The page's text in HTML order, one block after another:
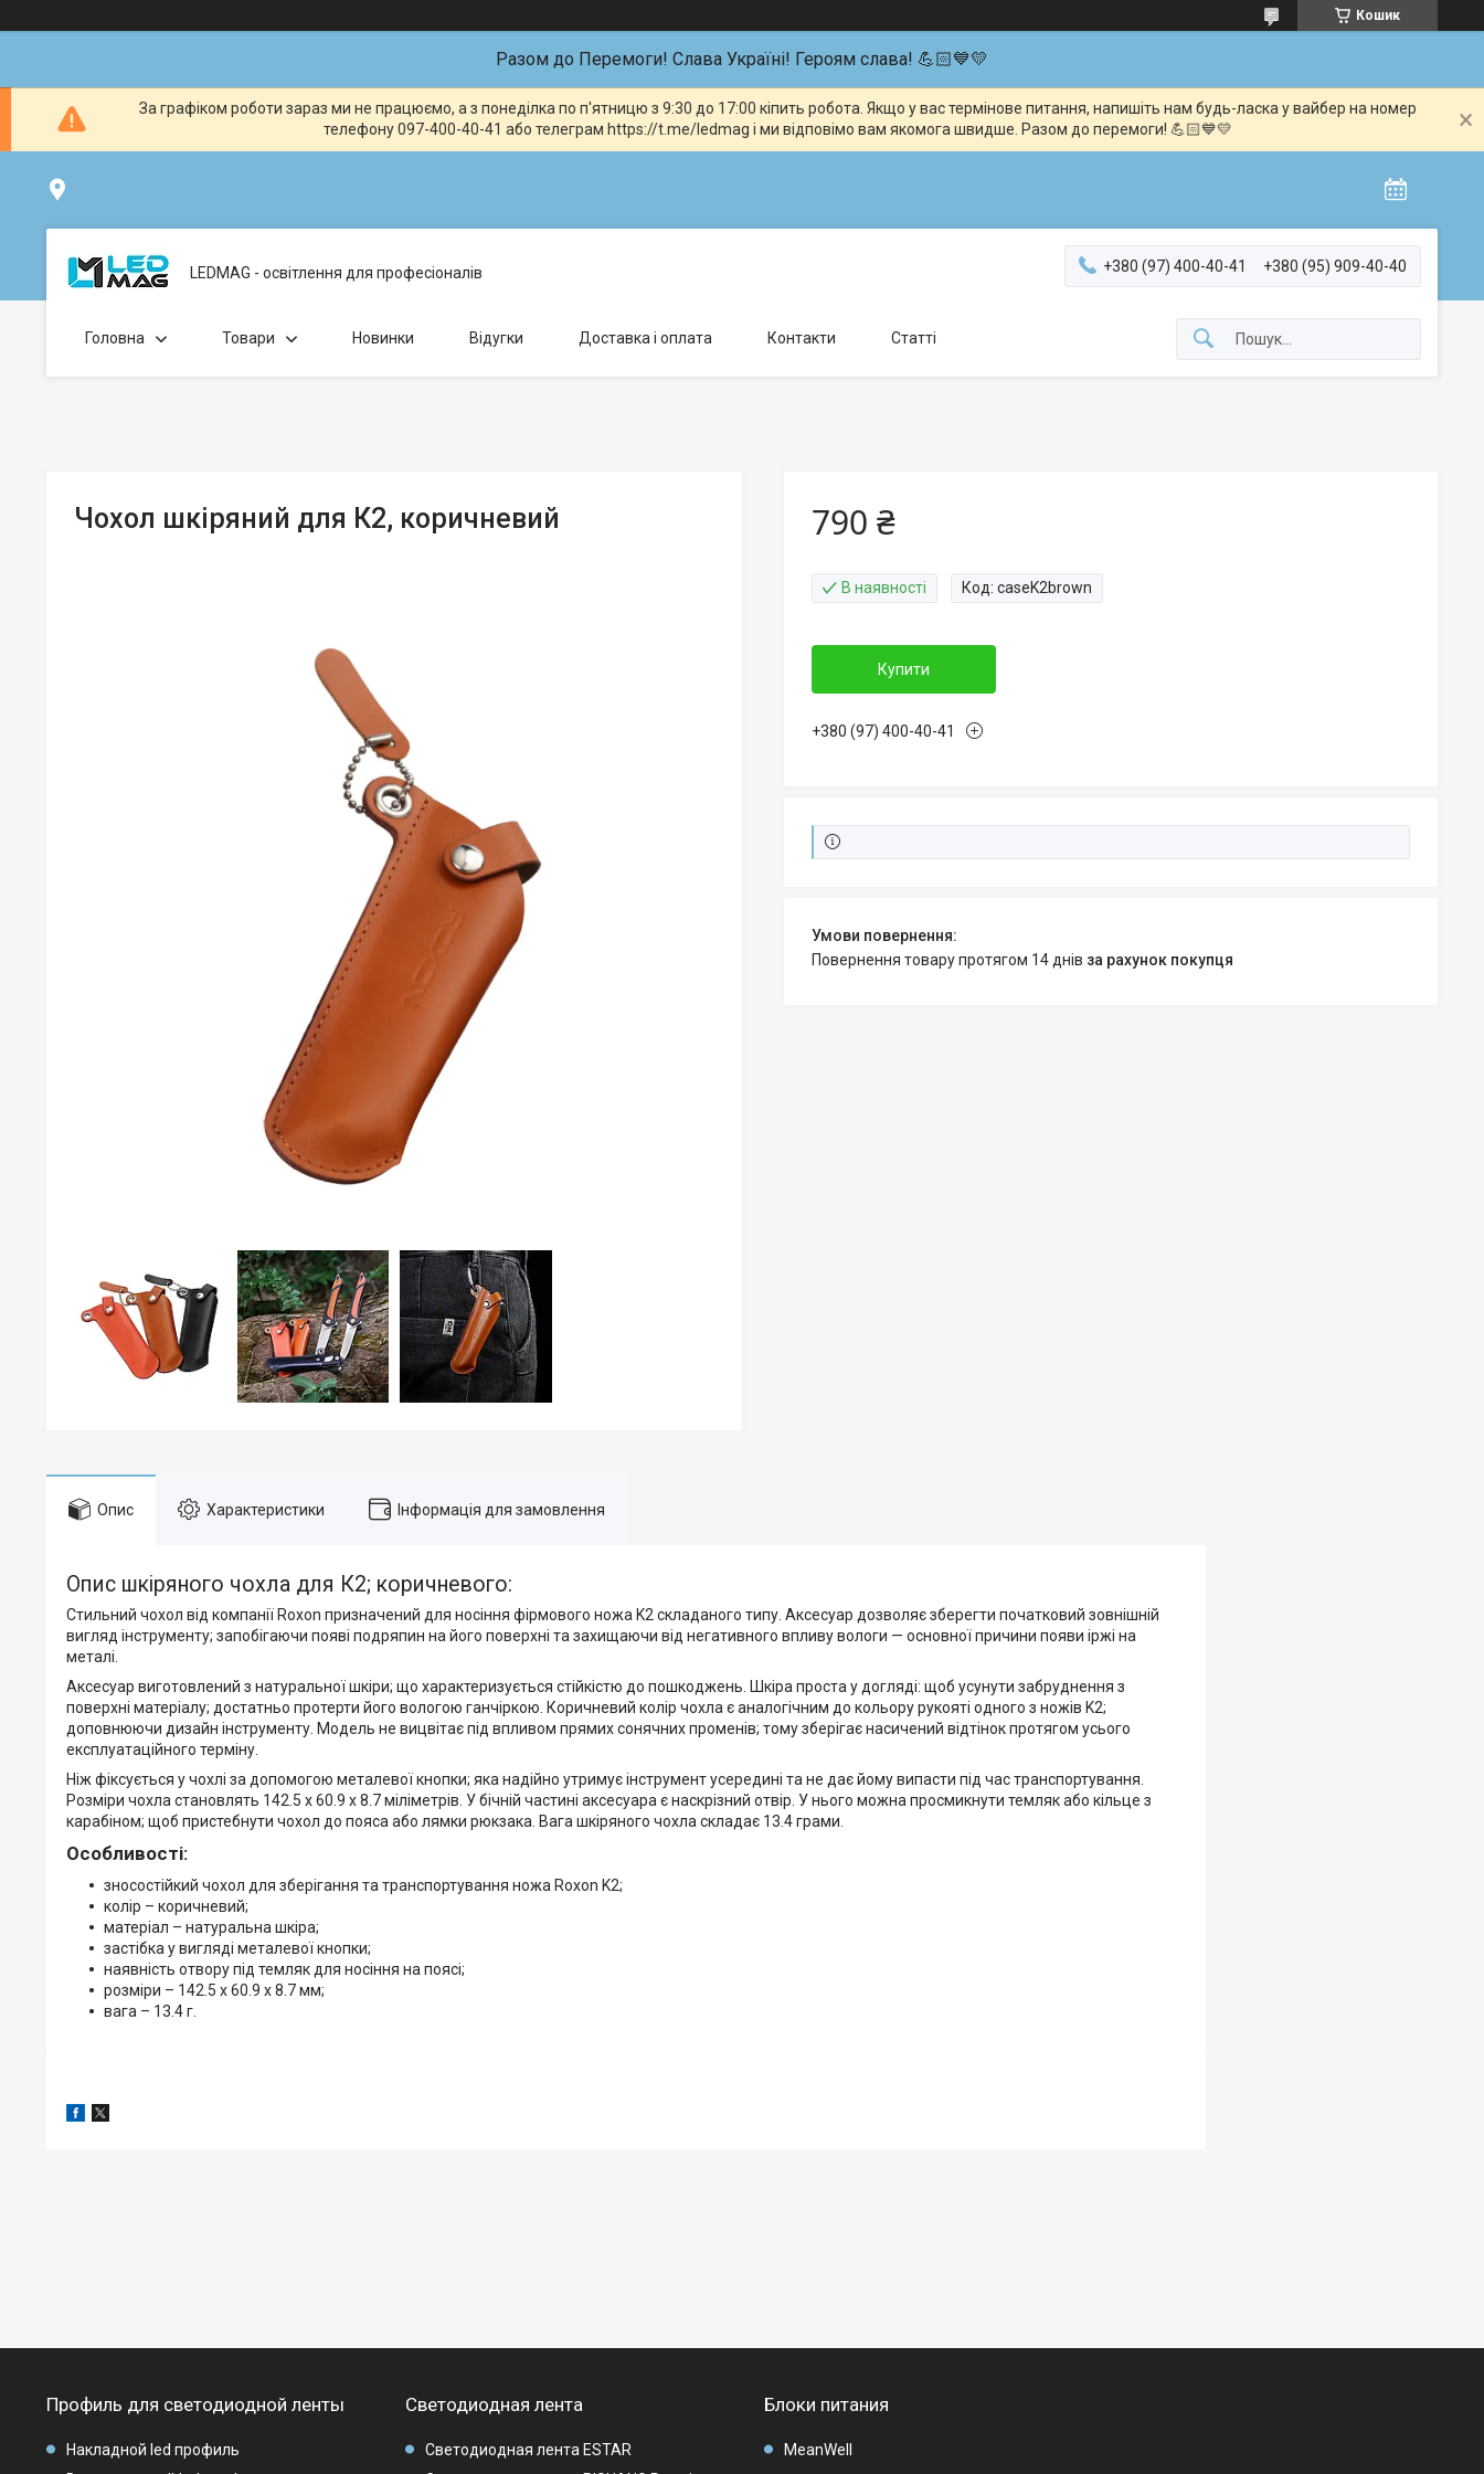
Кошик
Разом до Перемоги! Слава Україні! Героям слава! 💪🏻💙💛
За графіком роботи зараз ми не працюємо, а з понеділка по п'ятницю з 9:30 до 17:00 кіпить робота. Якщо у вас термінове питання, напишіть нам будь-ласка у вайбер на номер
телефону 097-400-40-41 або телеграм https://t.me/ledmag і ми відповімо вам якомога швидше. Разом до перемоги! 💪🏻💙💛
LEDMAG - освітлення для професіоналів +380 (97) 400-40-41 +380 (95) 909-40-40
Головна Товари Новинки Відугки Доставка і оплата Контакти Статті
Чохол шкіряний для К2, коричневий 790 ₴
В наявності Код: caseK2brown
Купити
+380 (97) 400-40-41
повернення товару протягом 14 днів за рахунок покупця
Опис Характеристики Інформація для замовлення
Опис шкіряного чохла для К2; коричневого:
Стильний чохол від компанії Roxon призначений для носіння фірмового ножа K2 складаного типу. Аксесуар дозволяє зберегти початковий зовнішній
вигляд інструменту; запобігаючи появі подряпин на його поверхні та захищаючи від негативного впливу вологи — основної причини появи іржі на
металі.
Аксесуар виготовлений з натуральної шкіри; що характеризується стійкістю до пошкоджень. Шкіра проста у догляді: щоб усунути забруднення з
поверхні матеріалу; достатньо протерти його вологою ганчіркою. Коричневий колір чохла є аналогічним до кольору рукояті одного з ножів K2;
доповнюючи дизайн інструменту. Модель не вицвітає під впливом прямих сонячних променів; тому зберігає насичений відтінок протягом усього
експлуатаційного терміну.
Ніж фіксується у чохлі за допомогою металевої кнопки; яка надійно утримує інструмент усередині та не дає йому випасти під час транспортування.
Розміри чохла становлять 142.5 х 60.9 х 8.7 міліметрів. У бічній частині аксесуара є наскрізний отвір. У нього можна просмикнути темляк або кільце з
карабіном; щоб пристебнути чохол до пояса або лямки рюкзака. Вага шкіряного чохла складає 13.4 грами.
Особливості:
зносостійкий чохол для зберігання та транспортування ножа Roxon K2;
колір – коричневий;
матеріал – натуральна шкіра;
застібка у вигляді металевої кнопки;
наявність отвору під темляк для носіння на поясі;
розміри – 142.5 х 60.9 х 8.7 мм;
вага – 13.4 г.
Профиль для светодиодной ленты
Накладной led профиль
Светодиодная лента
Светодиодная лента ESTAR
Блоки питания
MeanWell